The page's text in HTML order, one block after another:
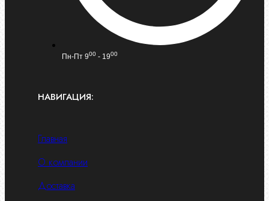
Пн-Пт 900 - 1900
НАВИГАЦИЯ:
Главная
О компании
Доставка